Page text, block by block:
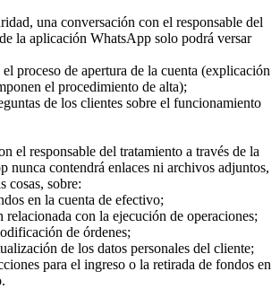
una conversación con el responsable del
la aplicación WhatsApp solo podrá versar
proceso de apertura de la cuenta (explicación
el procedimiento de alta);
de los clientes sobre el funcionamiento
el responsable del tratamiento a través de la
nunca contendrá enlaces ni archivos adjuntos,
cosas, sobre:
en la cuenta de efectivo;
relacionada con la ejecución de operaciones;
de órdenes;
de los datos personales del cliente;
para el ingreso o la retirada de fondos en